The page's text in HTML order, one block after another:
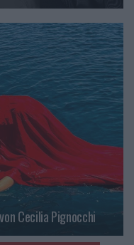
Cecilia Pignocchi